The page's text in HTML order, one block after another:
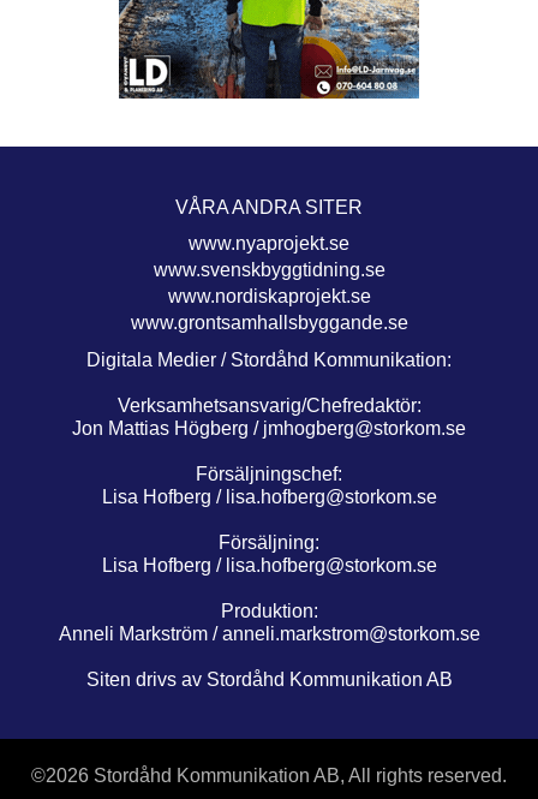
VÅRA ANDRA SITER
www.nyaprojekt.se
www.svenskbyggtidning.se
www.nordiskaprojekt.se
www.grontsamhallsbyggande.se
Digitala Medier / Stordåhd Kommunikation:
Verksamhetsansvarig/Chefredaktör:
Jon Mattias Högberg / jmhogberg@storkom.se
Försäljningschef:
Lisa Hofberg / lisa.hofberg@storkom.se
Försäljning:
Lisa Hofberg / lisa.hofberg@storkom.se
Produktion:
Anneli Markström /anneli.markstrom@storkom.se
Siten drivs av Stordåhd Kommunikation AB
©2026 Stordåhd Kommunikation AB, All rights reserved.